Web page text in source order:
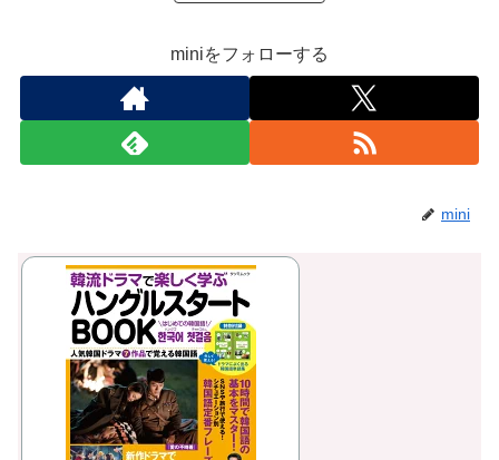
miniをフォローする
mini